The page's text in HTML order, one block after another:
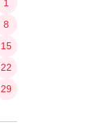
1
8
15
22
29